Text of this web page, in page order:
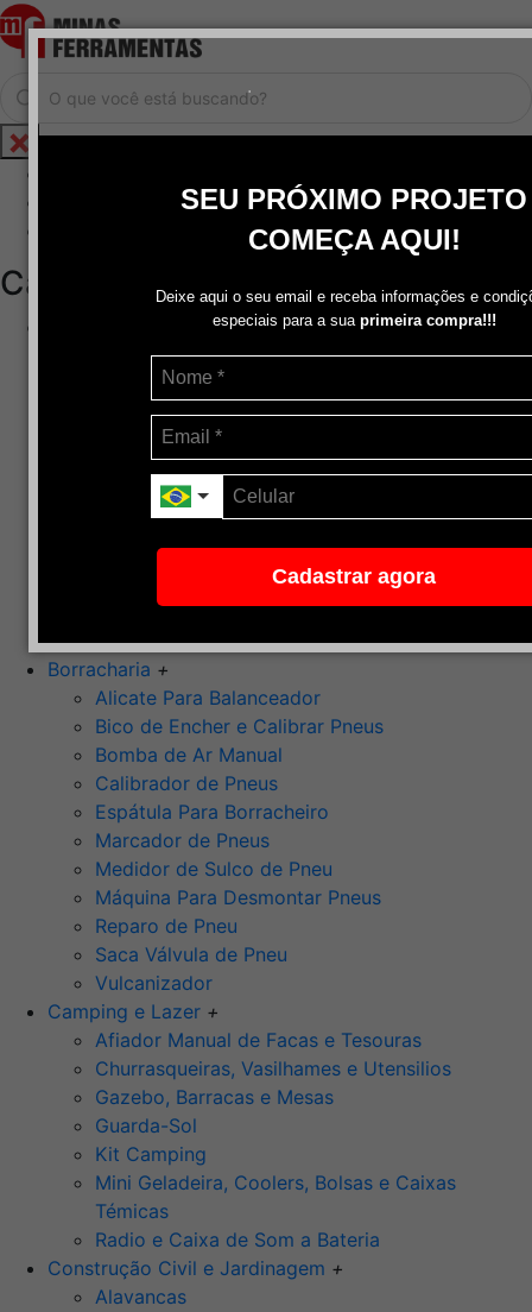
.
SEU PRÓXIMO PROJETO
COMEÇA AQUI!
Deixe aqui o seu email e receba informações e
especiais para a sua primeira compra!!!
Cadastrar agora
Cadastrar / Logar
Central de Atendimento
Categorias
Disco de Corte
Disco de Corte e Desbaste-Dupla Aplicação
Disco de Desbaste
Escovas de Aço
Escovas de Latão
Pasta Para Assentar Válvula
Pedra de Afiar
Ponta Montada (Oxido de Alumínio)
Rebolos
Borracharia +
Alicate Para Balanceador
Bico de Encher e Calibrar Pneus
Bomba de Ar Manual
Calibrador de Pneus
Espátula Para Borracheiro
Marcador de Pneus
Medidor de Sulco de Pneu
Máquina Para Desmontar Pneus
Reparo de Pneu
Saca Válvula de Pneu
Vulcanizador
Camping e Lazer +
Afiador Manual de Facas e Tesouras
Churrasqueiras, Vasilhames e Utensilios
Gazebo, Barracas e Mesas
Guarda-Sol
Kit Camping
Mini Geladeira, Coolers, Bolsas e Caixas
Témicas
Radio e Caixa de Som a Bateria
Construção Civil e Jardinagem +
Alavancas